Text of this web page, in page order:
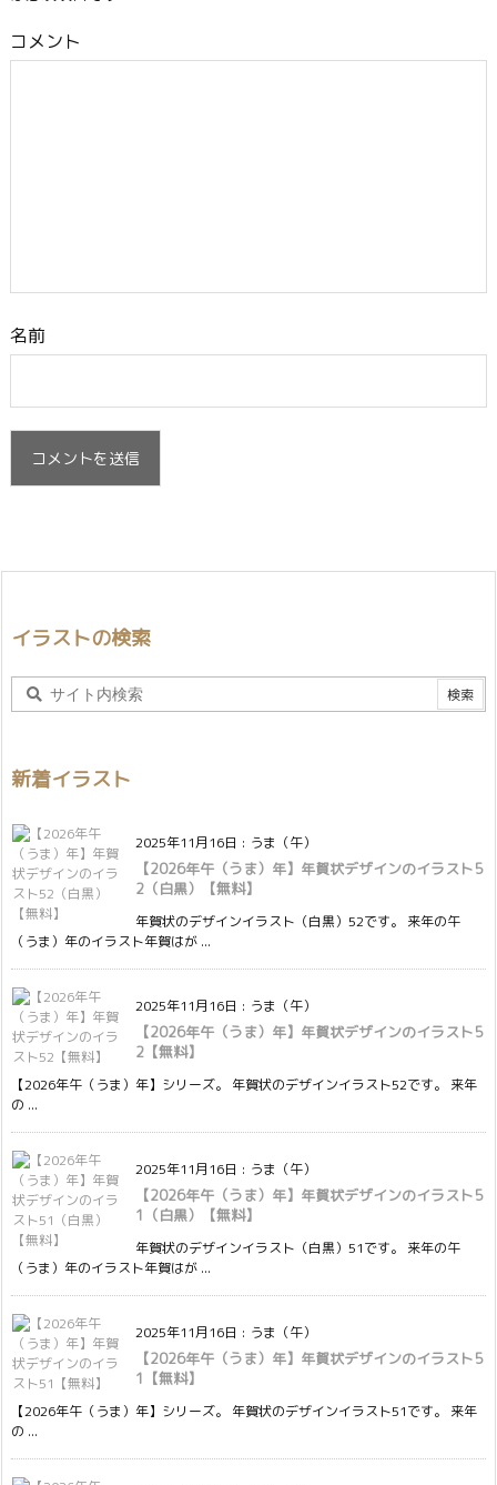
コメント
名前
イラストの検索
新着イラスト
2025年11月16日 : うま（午）
【2026年午（うま）年】年賀状デザインのイラスト5
2（白黒）【無料】
年賀状のデザインイラスト（白黒）52です。 来年の午
（うま）年のイラスト年賀はが ...
2025年11月16日 : うま（午）
【2026年午（うま）年】年賀状デザインのイラスト5
2【無料】
【2026年午（うま）年】シリーズ。 年賀状のデザインイラスト52です。 来年
の ...
2025年11月16日 : うま（午）
【2026年午（うま）年】年賀状デザインのイラスト5
1（白黒）【無料】
年賀状のデザインイラスト（白黒）51です。 来年の午
（うま）年のイラスト年賀はが ...
2025年11月16日 : うま（午）
【2026年午（うま）年】年賀状デザインのイラスト5
1【無料】
【2026年午（うま）年】シリーズ。 年賀状のデザインイラスト51です。 来年
の ...